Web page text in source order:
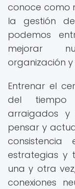
conoce como
la gestión
podemos
mejorar
organización
Entrenar el
del tiempo
arraigados
pensar y
estrategias y
una y otra
conexiones